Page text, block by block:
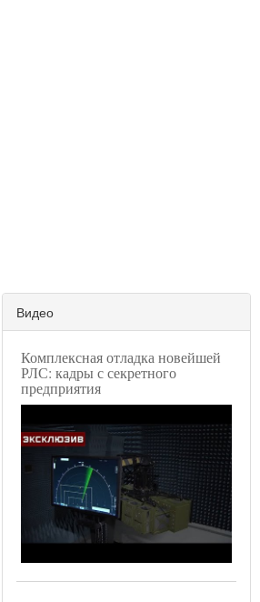
Видео
Комплексная отладка новейшей
РЛС: кадры с секретного
предприятия